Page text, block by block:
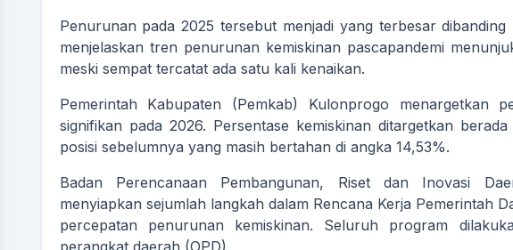
Penurunan pada 2025 tersebut menjadi yang terbesar
menjelaskan tren penurunan kemiskinan pascapandemi
meski sempat tercatat ada satu kali kenaikan.
Pemerintah Kabupaten (Pemkab) Kulonprogo menargetkan
signifikan pada 2026. Persentase kemiskinan ditargetkan
posisi sebelumnya yang masih bertahan di angka 14,53%.
Badan Perencanaan Pembangunan, Riset dan Inovasi
menyiapkan sejumlah langkah dalam Rencana Kerja Pemerintah
percepatan penurunan kemiskinan. Seluruh program
perangkat daerah (OPD).